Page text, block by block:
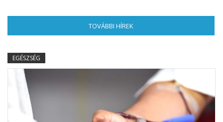
TOVÁBBI HÍREK
EGÉSZSÉG